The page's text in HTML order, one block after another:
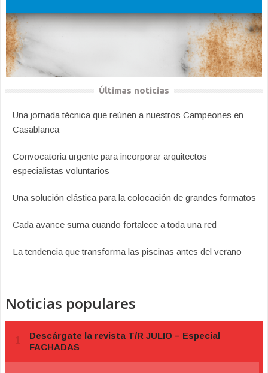
Últimas noticias
Una jornada técnica que reúnen a nuestros Campeones en
Casablanca
Convocatoria urgente para incorporar arquitectos
especialistas voluntarios
Una solución elástica para la colocación de grandes formatos
Cada avance suma cuando fortalece a toda una red
La tendencia que transforma las piscinas antes del verano
Noticias populares